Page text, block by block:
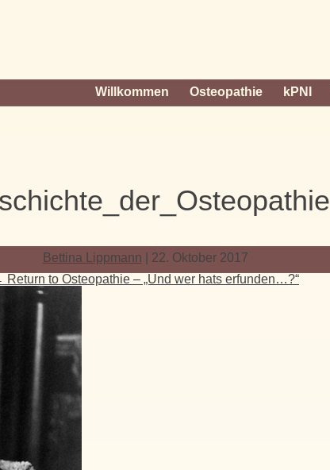
Willkommen Osteopathie kPNI
Bettina Lippmann
22. Oktober 2017
Return to Osteopathie – „Und wer hats erfunden…?“